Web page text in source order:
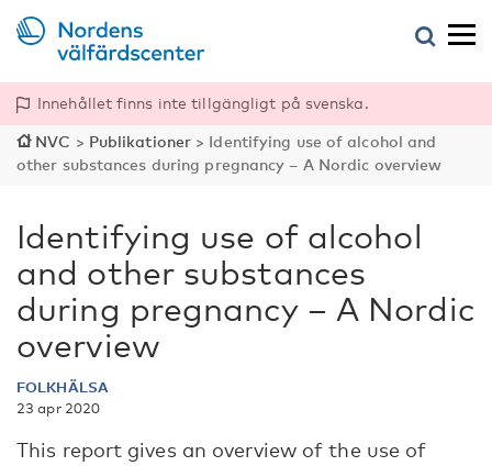
Innehållet finns inte tillgängligt på svenska.
NVC > Publikationer > Identifying use of alcohol and
other substances during ­pregnancy – A Nordic overview
Identifying use of alcohol
and other substances
during ­pregnancy – A Nordic
overview
FOLKHÄLSA
23 apr 2020
This report gives an overview of the use of